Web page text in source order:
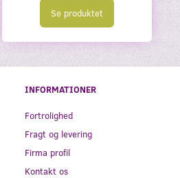
Se produktet
INFORMATIONER
Fortrolighed
Fragt og levering
Firma profil
Kontakt os